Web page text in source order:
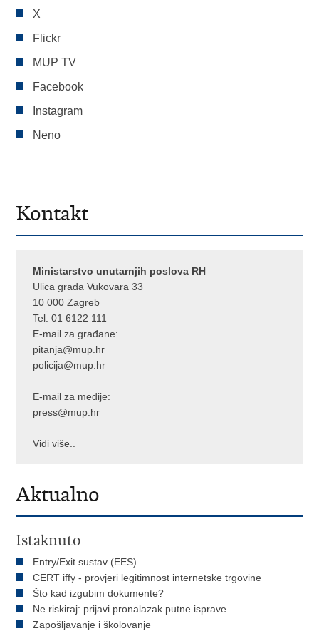
X
Flickr
MUP TV
Facebook
Instagram
Neno
Kontakt
Ministarstvo unutarnjih poslova RH
Ulica grada Vukovara 33
10 000 Zagreb
Tel:01 6122 111
E-mail za građane:
pitanja@mup.hr
policija@mup.hr
E-mail za medije:
press@mup.hr
Vidi više..
Aktualno
Istaknuto
Entry/Exit sustav (EES)
CERT iffy - provjeri legitimnost internetske trgovine
Što kad izgubim dokumente?
Ne riskiraj: prijavi pronalazak putne isprave
Zapošljavanje i školovanje